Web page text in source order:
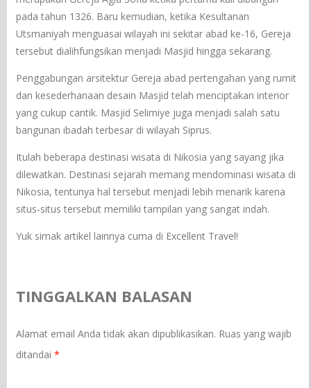
pada tahun 1326. Baru kemudian, ketika Kesultanan
Utsmaniyah menguasai wilayah ini sekitar abad ke-16, Gereja
tersebut dialihfungsikan menjadi Masjid hingga sekarang.
Penggabungan arsitektur Gereja abad pertengahan yang rumit
dan kesederhanaan desain Masjid telah menciptakan interior
yang cukup cantik. Masjid Selimiye juga menjadi salah satu
bangunan ibadah terbesar di wilayah Siprus.
Itulah beberapa destinasi wisata di Nikosia yang sayang jika
dilewatkan. Destinasi sejarah memang mendominasi wisata di
Nikosia, tentunya hal tersebut menjadi lebih menarik karena
situs-situs tersebut memiliki tampilan yang sangat indah.
Yuk simak artikel lainnya cuma di Excellent Travel!
TINGGALKAN BALASAN
Alamat email Anda tidak akan dipublikasikan. Ruas yang wajib
ditandai*